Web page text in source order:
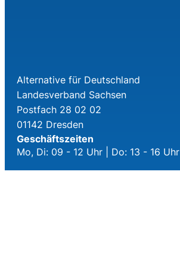
Alternative für Deutschland
Landesverband Sachsen
Postfach 28 02 02
01142 Dresden
Geschäftszeiten
Mo, Di: 09 - 12 Uhr | Do: 13 - 16 Uhr